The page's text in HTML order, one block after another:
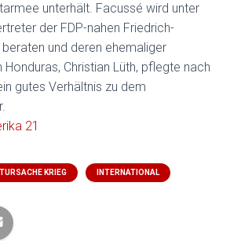
unterhält. Facussé wird unter
der FDP-nahen Friedrich-
und deren ehemaliger
Honduras, Christian Lüth, pflegte nach
gutes Verhältnis zu dem
21
KRIEG INTERNATIONAL